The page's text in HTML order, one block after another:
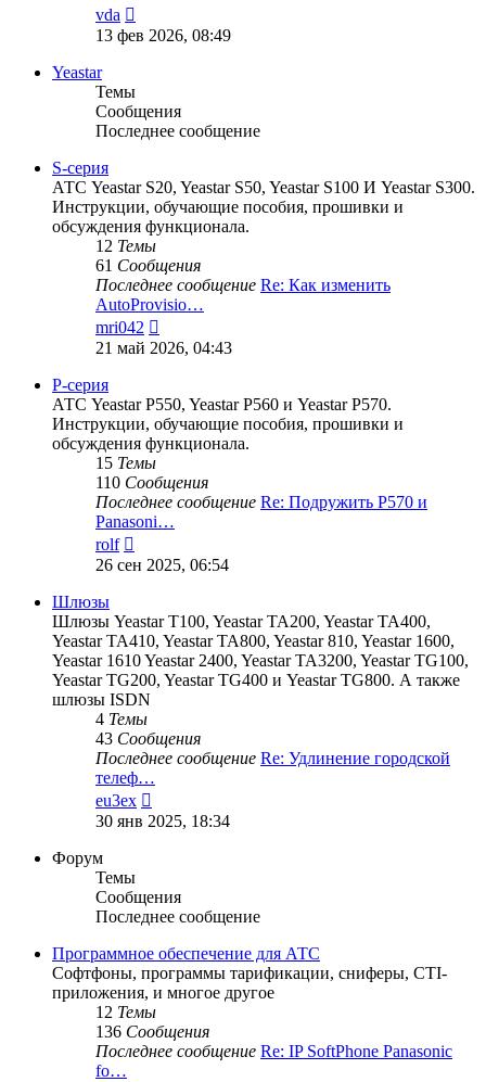
vda
к
последнему
13 фев 2026, 08:49
Yeastar
Темы
Сообщения
Последнее сообщение
S-серия
АТС Yeastar S20, Yeastar S50, Yeastar S100 И Yeastar S300.
Инструкции, обучающие пособия, прошивки и
обсуждения функционала.
12 Темы
61 Сообщения
Последнее сообщение Re: Как изменить
AutoProvisio…
mri042
к
последнему
21 май 2026, 04:43
P-серия
АТС Yeastar P550, Yeastar P560 и Yeastar P570.
Инструкции, обучающие пособия, прошивки и
обсуждения функционала.
15 Темы
110 Сообщения
Последнее сообщение Re: Подружить P570 и
Panasoni…
rolf
к
последнему
26 сен 2025, 06:54
Шлюзы
Шлюзы Yeastar T100, Yeastar TA200, Yeastar TA400,
Yeastar TA410, Yeastar TA800, Yeastar 810, Yeastar 1600,
Yeastar 1610 Yeastar 2400, Yeastar TA3200, Yeastar TG100,
Yeastar TG200, Yeastar TG400 и Yeastar TG800. А также
шлюзы ISDN
4 Темы
43 Сообщения
Последнее сообщение Re: Удлинение городской
телеф…
eu3ex
к
последнему
30 янв 2025, 18:34
Форум
Темы
Сообщения
Последнее сообщение
Программное обеспечение для АТС
Софтфоны, программы тарификации, сниферы, CTI-
приложения, и многое другое
12 Темы
136 Сообщения
Последнее сообщение Re: IP SoftPhone Panasonic
fo…